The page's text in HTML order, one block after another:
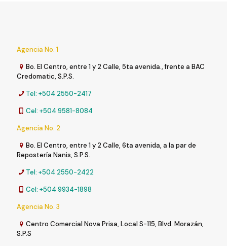
Agencia No. 1
Bo. El Centro, entre 1 y 2 Calle, 5ta avenida., frente a BAC
Credomatic, S.P.S.
Tel: +504 2550-2417
Cel: +504 9581-8084
Agencia No. 2
Bo. El Centro, entre 1 y 2 Calle, 6ta avenida, a la par de
Repostería Nanis, S.P.S.
Tel: +504 2550-2422
Cel: +504 9934-1898
Agencia No. 3
Centro Comercial Nova Prisa, Local S-115, Blvd. Morazán,
S.P.S